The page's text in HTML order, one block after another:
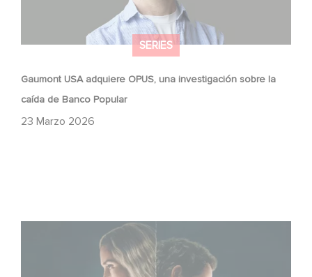
SERIES
Gaumont USA adquiere OPUS, una investigación sobre la
caída de Banco Popular
23 Marzo 2026
¡Unfamiliar es N.º 1 en el Top 10 de Netflix de series no